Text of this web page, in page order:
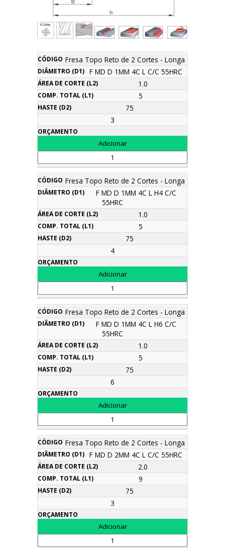
DescriçãoCódigo Diâmetro
(d1)
Área
de
corte
Comp.
Total
(l1)
Haste
(d2)
Orçamento
Fresa Topo Reto de 2 Cortes - Longa
F MD D 1MM 4C L C/C 55HRC
1.0
5
75
3
Fresa Topo Reto de 2 Cortes - Longa
F MD D 1MM 4C L H4 C/C
55HRC
1.0
5
75
4
Fresa Topo Reto de 2 Cortes - Longa
F MD D 1MM 4C L H6 C/C
55HRC
1.0
5
75
6
Fresa Topo Reto de 2 Cortes - Longa
F MD D 2MM 4C L C/C 55HRC
2.0
9
75
3